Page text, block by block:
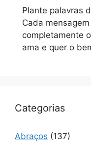
Plante palavras
Cada
completamente
ama e quer o
Categorias
Abraços (137)